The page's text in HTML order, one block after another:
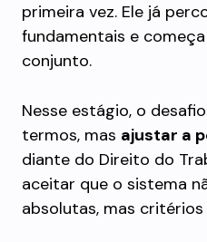
primeira vez. Ele já
fundamentais e
conjunto.
Nesse estágio, o
termos, mas ajustar a
diante do Direito do
aceitar que o sistema
absolutas, mas